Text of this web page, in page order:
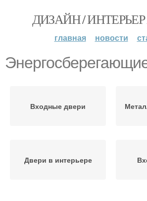
ДИЗАЙН /
главная новости
Входные двери
Двери в интерьере